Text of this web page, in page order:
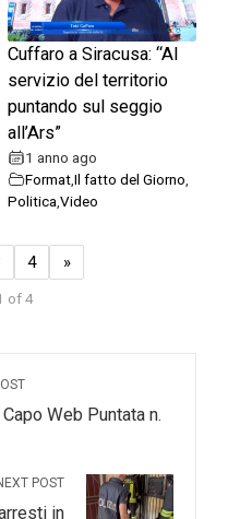
Cuffaro a Siracusa: “Al
servizio del territorio
puntando sul seggio
all’Ars”
1 anno ago
Format,Il fatto del Giorno,
Politica,Video
4 »
of 4
Web Puntata n.
POST
in